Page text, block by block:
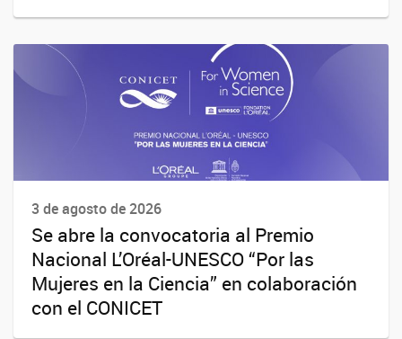
3 de agosto de 2026
Se abre la convocatoria al Premio
Nacional L’Oréal-UNESCO “Por las
Mujeres en la Ciencia” en colaboración
con el CONICET